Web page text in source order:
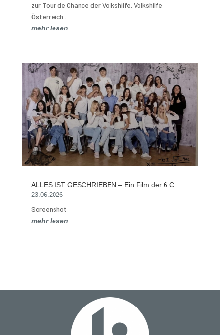
zur Tour de Chance der Volkshilfe. Volkshilfe
Österreich...
mehr lesen
ALLES IST GESCHRIEBEN – Ein Film der 6.C
23.06.2026
Screenshot
mehr lesen